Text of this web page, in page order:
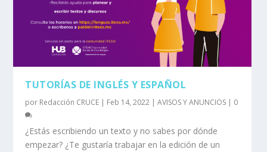
TUTORÍAS DE INGLÉS Y ESPAÑOL
por Redacción CRUCE | Feb 14, 2022 |AVISOS Y ANUNCIOS | 0
¿Estás escribiendo un texto y no sabes por dónde
empezar? ¿Te gustaría trabajar en la edición de un